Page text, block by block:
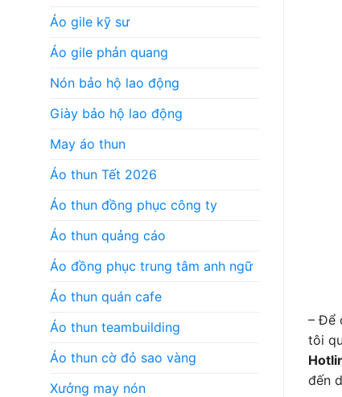
Áo gile kỹ sư
Áo gile phản quang
Nón bảo hộ lao động
Giày bảo hộ lao động
May áo thun
Áo thun Tết 2026
Áo thun đồng phục công ty
Áo thun quảng cáo
Áo đồng phục trung tâm anh ngữ
Áo thun quán cafe
Áo thun teambuilding
Áo thun cờ đỏ sao vàng
Xưởng may nón
– Để
tôi
đến